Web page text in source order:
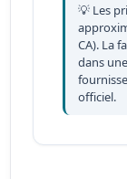
💡 Les
CA). La
dans
officiel.